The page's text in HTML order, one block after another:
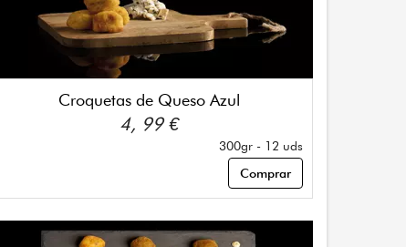
Croquetas de Queso Azul
4, 99 €
300gr - 12 uds
Comprar